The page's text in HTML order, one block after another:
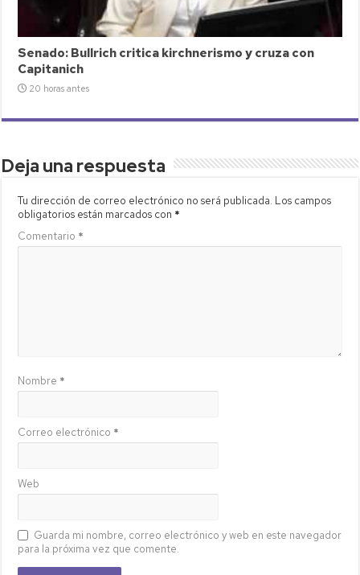
Senado: Bullrich critica kirchnerismo y cruza con
Capitanich
20 horas antes
Deja una respuesta
Tu dirección de correo electrónico no será publicada. Los campos
obligatorios están marcados con *
Comentario *
Nombre *
Correo electrónico *
Web
Guarda mi nombre, correo electrónico y web en este navegador
para la próxima vez que comente.